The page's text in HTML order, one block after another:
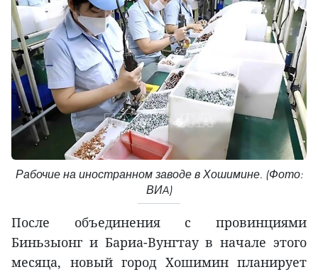
Рабочие на иностранном заводе в Хошимине. (Фото:
ВИA)
После объединения с провинциями
Биньзыонг и Бариа-Вунгтау в начале этого
месяца, новый город Хошимин планирует